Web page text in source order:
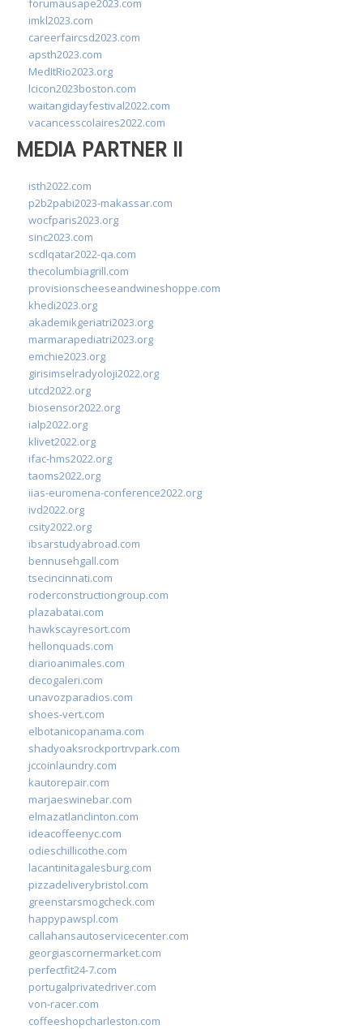
forumausape2023.com
imkl2023.com
careerfaircsd2023.com
apsth2023.com
MedItRio2023.org
lcicon2023boston.com
waitangidayfestival2022.com
vacancesscolaires2022.com
MEDIA PARTNER II
isth2022.com
p2b2pabi2023-makassar.com
wocfparis2023.org
sinc2023.com
scdlqatar2022-qa.com
thecolumbiagrill.com
provisionscheeseandwineshoppe.com
khedi2023.org
akademikgeriatri2023.org
marmarapediatri2023.org
emchie2023.org
girisimselradyoloji2022.org
utcd2022.org
biosensor2022.org
ialp2022.org
klivet2022.org
ifac-hms2022.org
taoms2022.org
iias-euromena-conference2022.org
ivd2022.org
csity2022.org
ibsarstudyabroad.com
bennusehgall.com
tsecincinnati.com
roderconstructiongroup.com
plazabatai.com
hawkscayresort.com
hellonquads.com
diarioanimales.com
decogaleri.com
unavozparadios.com
shoes-vert.com
elbotanicopanama.com
shadyoaksrockportrvpark.com
jccoinlaundry.com
kautorepair.com
marjaeswinebar.com
elmazatlanclinton.com
ideacoffeenyc.com
odieschillicothe.com
lacantinitagalesburg.com
pizzadeliverybristol.com
greenstarsmogcheck.com
happypawspl.com
callahansautoservicecenter.com
georgiascornermarket.com
perfectfit24-7.com
portugalprivatedriver.com
von-racer.com
coffeeshopcharleston.com